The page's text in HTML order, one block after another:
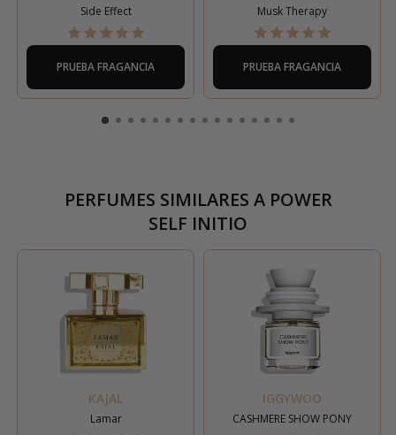
Side Effect
PRUEBA FRAGANCIA
Musk Therapy
PRUEBA FRAGANCIA
PERFUMES SIMILARES APOWER
SELF INITIO
KAJAL
Lamar
IGGYWOO
CASHMERE SHOW PONY